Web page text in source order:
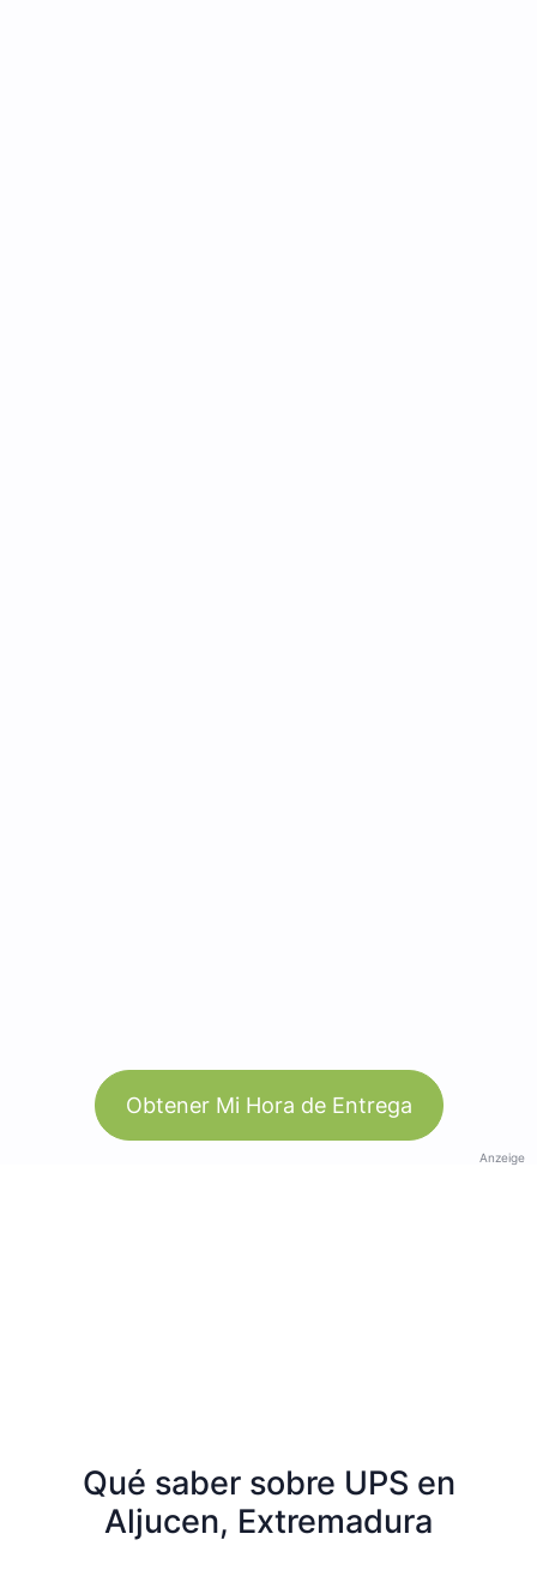
Obtener Mi Hora de Entrega
Anzeige
Qué saber sobre UPS en
Aljucen, Extremadura